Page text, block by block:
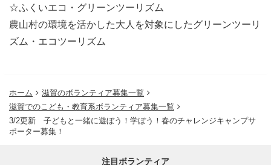
※初参加者の場合は、事前研修等の調整によりお渡しまで
日数を要する場合があります。ご注意ください
「活動のお知らせ送付」・・・申込締切日以降に、持ち物
事前研修について 初参加の方は参加必須です。
■事前研修 所定の日時での参加が難しい場合
応募時にその旨をお伝えください。別日程での開催などに
☆ふくいエコ・グリーンツーリズム
農山村の環境を活かした大人を対象にしたグリーンツーリ
ズム・エコツーリズム
ホーム
滋賀のボランティア募集一覧
滋賀でのこども・教育系ボランティア募集一覧
3/2更新 子どもと一緒に遊ぼう！学ぼう！春のチャレンジキャンプサ
ポーター募集！
注目ボランティア